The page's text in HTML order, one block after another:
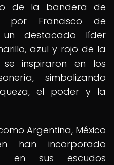
de la bandera de
por Francisco de
destacado líder
azul y rojo de la
inspiraron en los
simbolizando
el poder y la
Argentina, México
han incorporado
en sus escudos